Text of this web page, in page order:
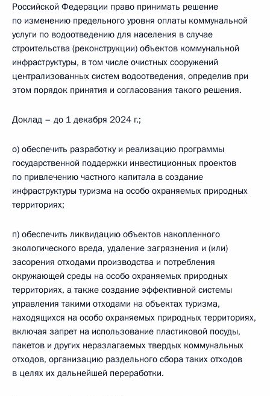
Российской Федерации право принимать решение
по изменению предельного уровня оплаты коммунальной
услуги по водоотведению для населения в случае
строительства (реконструкции) объектов коммунальной
инфраструктуры, в том числе очистных сооружений
централизованных систем водоотведения, определив при
этом порядок принятия и согласования такого решения.
Доклад – до 1 декабря 2024 г.;
о) обеспечить разработку и реализацию программы
государственной поддержки инвестиционных проектов
по привлечению частного капитала в создание
инфраструктуры туризма на особо охраняемых природных
территориях;
п) обеспечить ликвидацию объектов накопленного
экологического вреда, удаление загрязнения и (или)
засорения отходами производства и потребления
окружающей среды на особо охраняемых природных
территориях, а также создание эффективной системы
управления такими отходами на объектах туризма,
находящихся на особо охраняемых природных территориях,
включая запрет на использование пластиковой посуды,
пакетов и других неразлагаемых твердых коммунальных
отходов, организацию раздельного сбора таких отходов
в целях их дальнейшей переработки.